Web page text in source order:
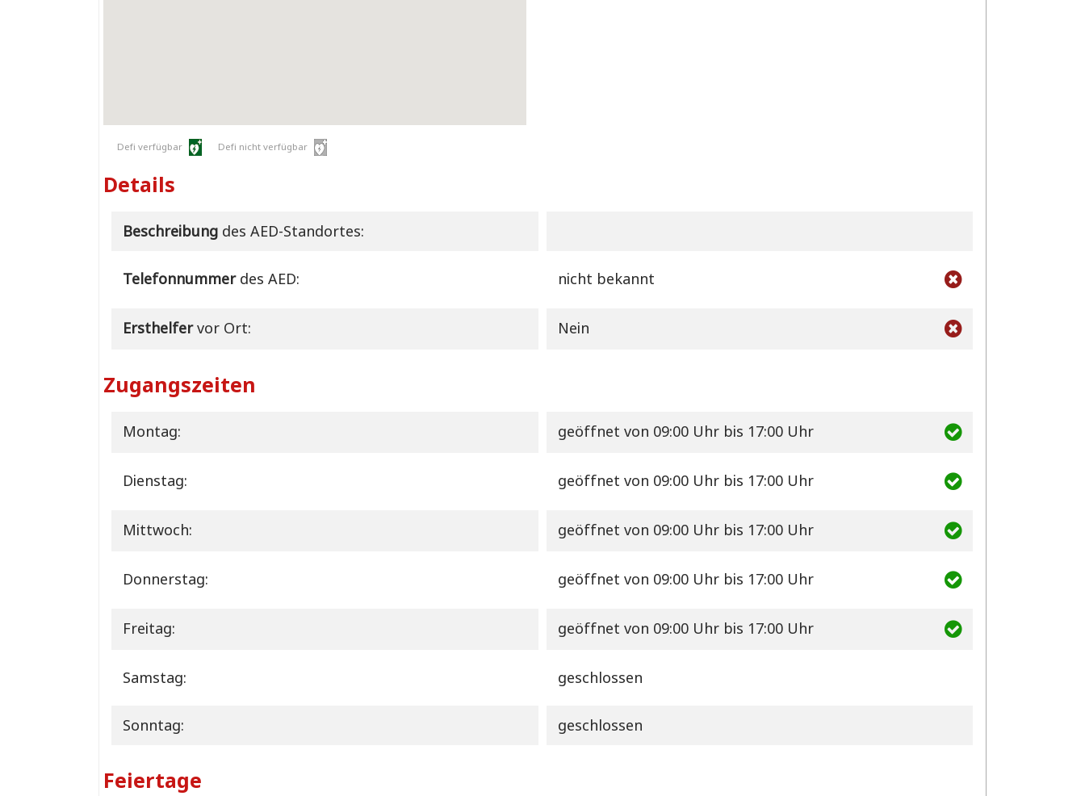
Defi verfügbar Defi nicht verfügbar
Details
Beschreibungdes AED-Standortes:
Telefonnummerdes AED: nicht bekannt
Ersthelfervor Ort: Nein
Zugangszeiten
Montag: geöffnet von 09:00 Uhr bis 17:00 Uhr
Dienstag: geöffnet von 09:00 Uhr bis 17:00 Uhr
Mittwoch: geöffnet von 09:00 Uhr bis 17:00 Uhr
Donnerstag: geöffnet von 09:00 Uhr bis 17:00 Uhr
Freitag: geöffnet von 09:00 Uhr bis 17:00 Uhr
Samstag: geschlossen
Sonntag: geschlossen
Feiertage